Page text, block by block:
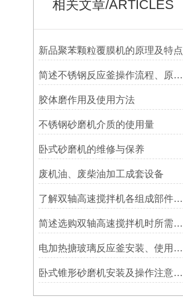
相关文章/ARTICLES
新品聚苯颗粒覆膜机的原理及特点
简述不锈钢反应釜操作流程、原理特点
胶体磨作用及使用方法
不锈钢砂磨机介质的使用量
卧式砂磨机的维修与保养
废机油、废柴油加工成套设备
了解双轴高速搅拌机各组成部件功能特点才能更好的使用它
简述选购双轴高速搅拌机时所需要考虑的关键因素
电加热搪玻璃反应釜安装、使用及维护
卧式锥形砂磨机安装及操作注意事项